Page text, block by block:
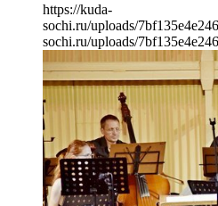
https://kuda-
sochi.ru/uploads/
sochi.ru/uploads/